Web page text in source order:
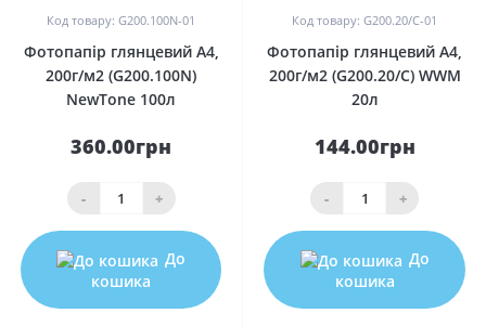
Код товару: G200.100N-01
Фотопапір глянцевий A4,
200г/м2 (G200.100N)
NewTone 100л
360.00грн
- +
До
кошика
Код товару: G200.20/C-01
Фотопапір глянцевий A4,
200г/м2 (G200.20/C) WWM
20л
144.00грн
- +
До
кошика